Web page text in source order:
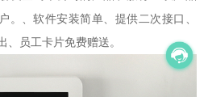
。、软件安装简单、提供二次接口、
、员工卡片免费赠送。